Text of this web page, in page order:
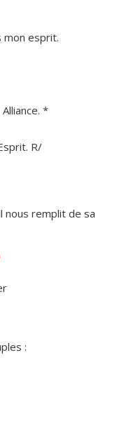
mon esprit.
*
R/
nous remplit de sa
: